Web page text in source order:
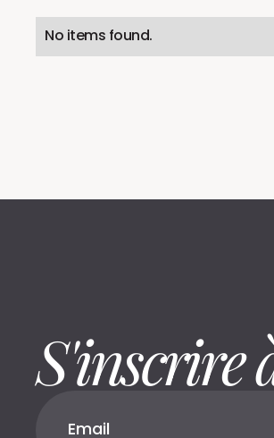
No items found.
S'inscrire